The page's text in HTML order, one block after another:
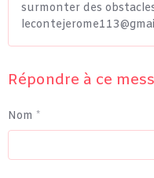
surmonter des
Répondre à ce
Nom